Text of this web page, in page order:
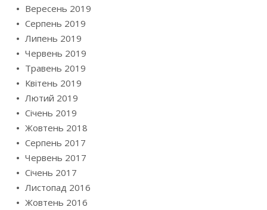
Вересень 2019
Серпень 2019
Липень 2019
Червень 2019
Травень 2019
Квітень 2019
Лютий 2019
Січень 2019
Жовтень 2018
Серпень 2017
Червень 2017
Січень 2017
Листопад 2016
Жовтень 2016